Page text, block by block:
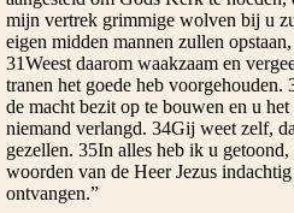
mijn vertrek grimmige wolven bij u
eigen midden mannen zullen
31Weest daarom waakzaam en
tranen het goede heb
de macht bezit op te bouwen en u
niemand verlangd. 34Gij weet zelf,
gezellen. 35In alles heb ik u
woorden van de Heer Jezus
ontvangen.”